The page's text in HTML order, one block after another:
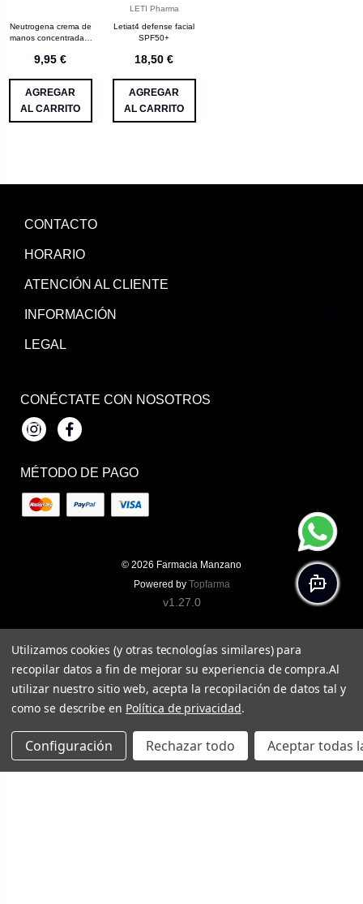
Neutrogena crema de
manos concentrada +
9,95 €
AGREGAR
AL CARRITO
LETI Pharma
Letiat4 defense facial
SPF50+
18,50 €
AGREGAR
AL CARRITO
CONTACTO
HORARIO
ATENCIÓN AL CLIENTE
INFORMACIÓN
LEGAL
CONÉCTATE CON NOSOTROS
InstagramFacebook
MÉTODO DE PAGO
© 2026 Farmacia Manzano
Powered by Topfarma
v1.27.0
Utilizamos cookies (y otras tecnologías similares) para
recopilar datos a fin de mejorar su experiencia de compra.Al
utilizar nuestro sitio web, acepta la recopilación de datos tal y
como se describe en Política de privacidad.
Configuración Rechazar todo Aceptar todas